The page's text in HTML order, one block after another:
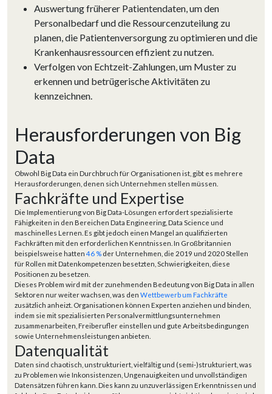
Auswertung früherer Patientendaten, um den
Personalbedarf und die Ressourcenzuteilung zu
planen, die Patientenversorgung zu optimieren und die
Krankenhausressourcen effizient zu nutzen.
Verfolgen von Echtzeit-Zahlungen, um Muster zu
erkennen und betrügerische Aktivitäten zu
kennzeichnen.
Herausforderungen von Big
Data
Obwohl Big Data ein Durchbruch für Organisationen ist, gibt es mehrere
Herausforderungen, denen sich Unternehmen stellen müssen.
Fachkräfte und Expertise
Die Implementierung von Big Data-Lösungen erfordert spezialisierte
Fähigkeiten in den Bereichen Data Engineering, Data Science und
maschinelles Lernen. Es gibt jedoch einen Mangel an qualifizierten
Fachkräften mit den erforderlichen Kenntnissen. In Großbritannien
beispielsweise hatten46 % der Unternehmen, die 2019 und 2020 Stellen
für Rollen mit Datenkompetenzen besetzten, Schwierigkeiten, diese
Positionen zu besetzen.
Dieses Problem wird mit der zunehmenden Bedeutung von Big Data in allen
Sektoren nur weiter wachsen, was den Wettbewerb um Fachkräfte
zusätzlich anheizt. Organisationen können Experten anziehen und binden,
indem sie mit spezialisierten Personalvermittlungsunternehmen
zusammenarbeiten, Freiberufler einstellen und gute Arbeitsbedingungen
sowie Unternehmensleistungen anbieten.
Datenqualität
Daten sind chaotisch, unstrukturiert, vielfältig und (semi-)strukturiert, was
zu Problemen wie Inkonsistenzen, Ungenauigkeiten und unvollständigen
Datensätzen führen kann. Dies kann zu unzuverlässigen Erkenntnissen und